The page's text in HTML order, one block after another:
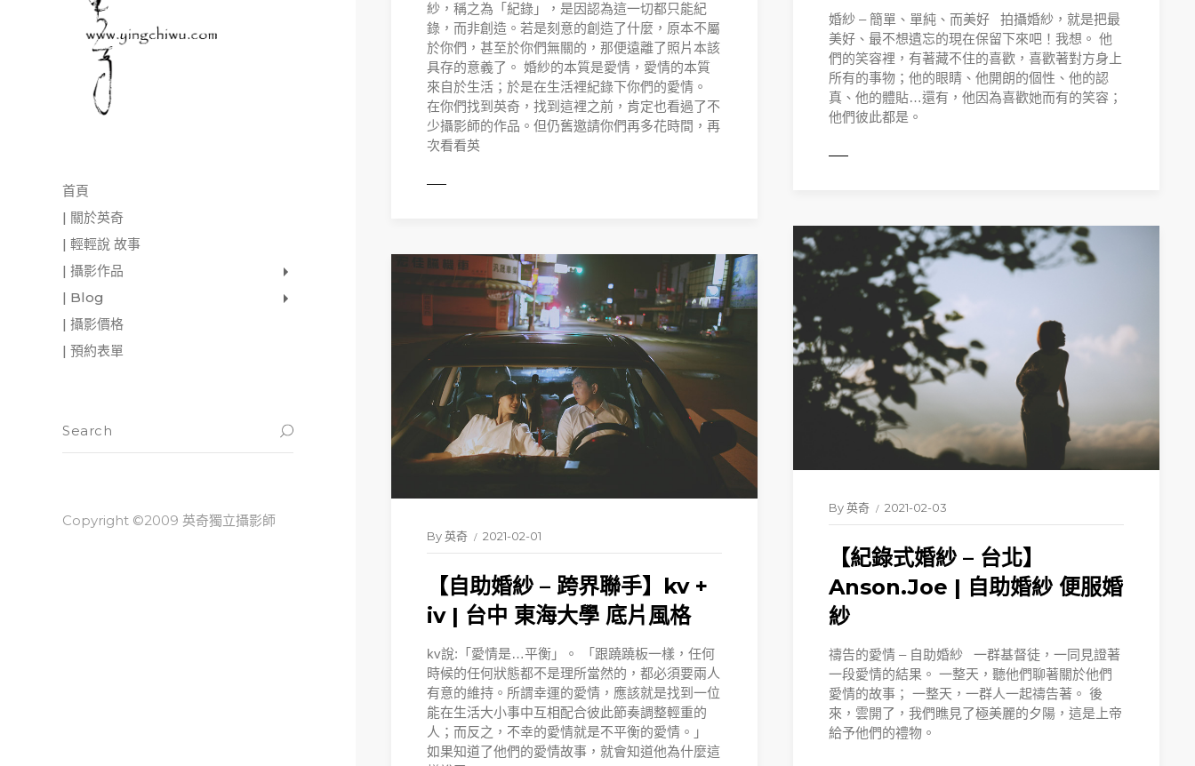
首頁
| 關於英奇
| 輕輕說 故事
| 攝影作品
| Blog
| 攝影價格
| 預約表單
Copyright ©2009 英奇獨立攝影師
紗，稱之為「紀錄」，是因認為這一切都只能紀
錄，而非創造。若是刻意的創造了什麼，原本不屬
於你們，甚至於你們無關的，那便遠離了照片本該
具存的意義了。 婚紗的本質是愛情，愛情的本質
來自於生活；於是在生活裡紀錄下你們的愛情。
在你們找到英奇，找到這裡之前，肯定也看過了不
少攝影師的作品。但仍舊邀請你們再多花時間，再
次看看英
婚紗 – 簡單、單純、而美好 拍攝婚紗，就是把最
美好、最不想遺忘的現在保留下來吧！我想。 他
們的笑容裡，有著藏不住的喜歡，喜歡著對方身上
所有的事物；他的眼睛、他開朗的個性、他的認
真、他的體貼…還有，他因為喜歡她而有的笑容；
他們彼此都是。
By英奇 2021-02-03
【紀錄式婚紗 – 台北】
Anson.Joe | 自助婚紗 便服婚
紗
禱告的愛情 – 自助婚紗 一群基督徒，一同見證著
一段愛情的結果。 一整天，聽他們聊著關於他們
愛情的故事； 一整天，一群人一起禱告著。 後
來，雲開了，我們瞧見了極美麗的夕陽，這是上帝
給予他們的禮物。
By英奇 2021-02-01
【自助婚紗 – 跨界聯手】kv +
iv | 台中 東海大學 底片風格
kv說:「愛情是…平衡」。 「跟蹺蹺板一樣，任何
時候的任何狀態都不是理所當然的，都必須要兩人
有意的維持。所謂幸運的愛情，應該就是找到一位
能在生活大小事中互相配合彼此節奏調整輕重的
人；而反之，不幸的愛情就是不平衡的愛情。」
如果知道了他們的愛情故事，就會知道他為什麼這